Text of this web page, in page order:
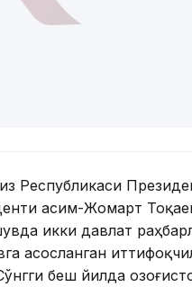
Республикаси
Қасим-Жомарт
икки давлат
асосланган
беш йилда